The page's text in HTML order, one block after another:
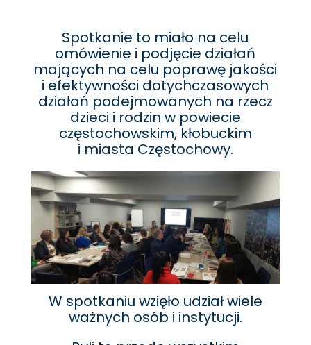
Spotkanie to miało na celu
omówienie i podjęcie działań
mających na celu poprawę jakości
i efektywności dotychczasowych
działań podejmowanych na rzecz
dzieci i rodzin w powiecie
częstochowskim, kłobuckim
i miasta Częstochowy.
W spotkaniu wzięło udział wiele
ważnych osób i instytucji.